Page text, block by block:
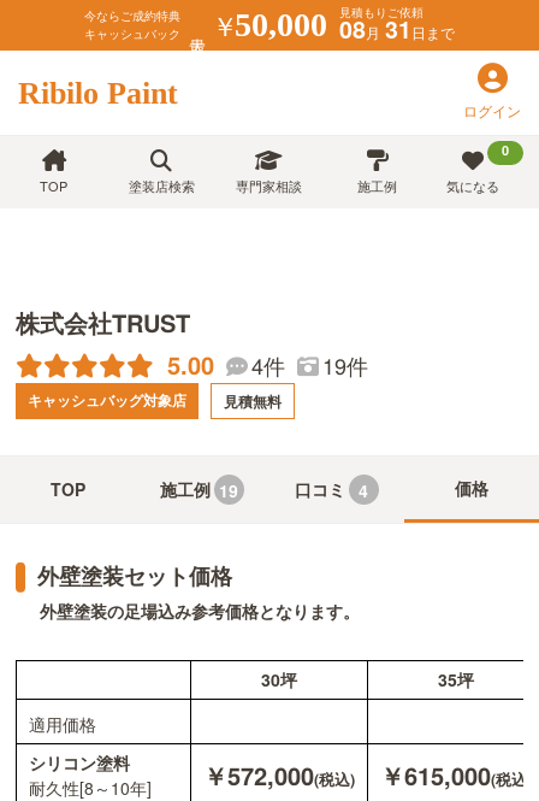
今ならご成約特典
キャッシュバック
￥50,000 見積もりご依頼
08月 31日まで
Ribilo Paint ログイン
TOP 塗装店検索 専門家相談 施工例
0
気になる
株式会社TRUST
5.00 4件 19件
キャッシュバッグ対象店 見積無料
TOP 施工例 19 口コミ 4 価格
外壁塗装セット価格
外壁塗装の足場込み参考価格となります。
30坪
35坪
適用価格
シリコン塗料
耐久性[8～10年]
￥572,000(税込) ￥615,000(税込)